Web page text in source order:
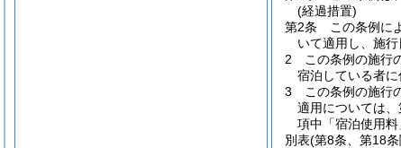
(経過措置)
第2条
この条例に
いて適用し、施
2
この条例の施行
宿泊している者
3
この条例の施行
適用については
項中「宿泊使用料
別表(第8条、第18